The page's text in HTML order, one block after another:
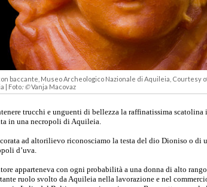
baccante, Museo Archeologico Nazionale di Aquileia, Courtesy
| Foto: ©Vanja Macovaz
trucchi e unguenti di bellezza la raffinatissima scatolina
in una necropoli di Aquileia.
ad altorilievo riconosciamo la testa del dio Dioniso o di
d’uva.
apparteneva con ogni probabilità a una donna di alto
ruolo svolto da Aquileia nella lavorazione e nel